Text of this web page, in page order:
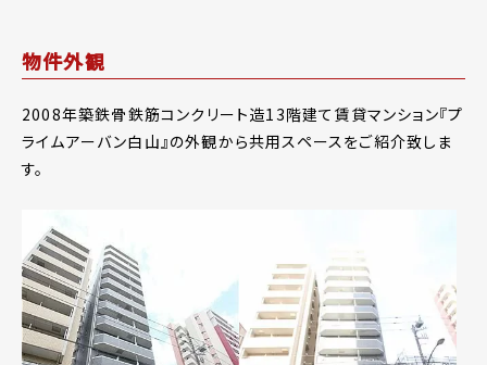
物件外観
2008年築鉄骨鉄筋コンクリート造13階建て賃貸マンション『プ
ライムアーバン白山』の外観から共用スペースをご紹介致しま
す。